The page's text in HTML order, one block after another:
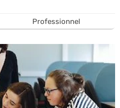
Professionnel